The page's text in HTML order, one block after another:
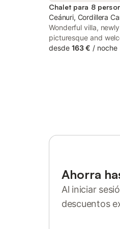
Chalet para 8
Ceánuri, Cordillera
Wonderful villa,
picturesque and
Zeanuri. Surrounded
underfloor heating
desde 163 € / noche
Ahorra
Al iniciar
descuentos